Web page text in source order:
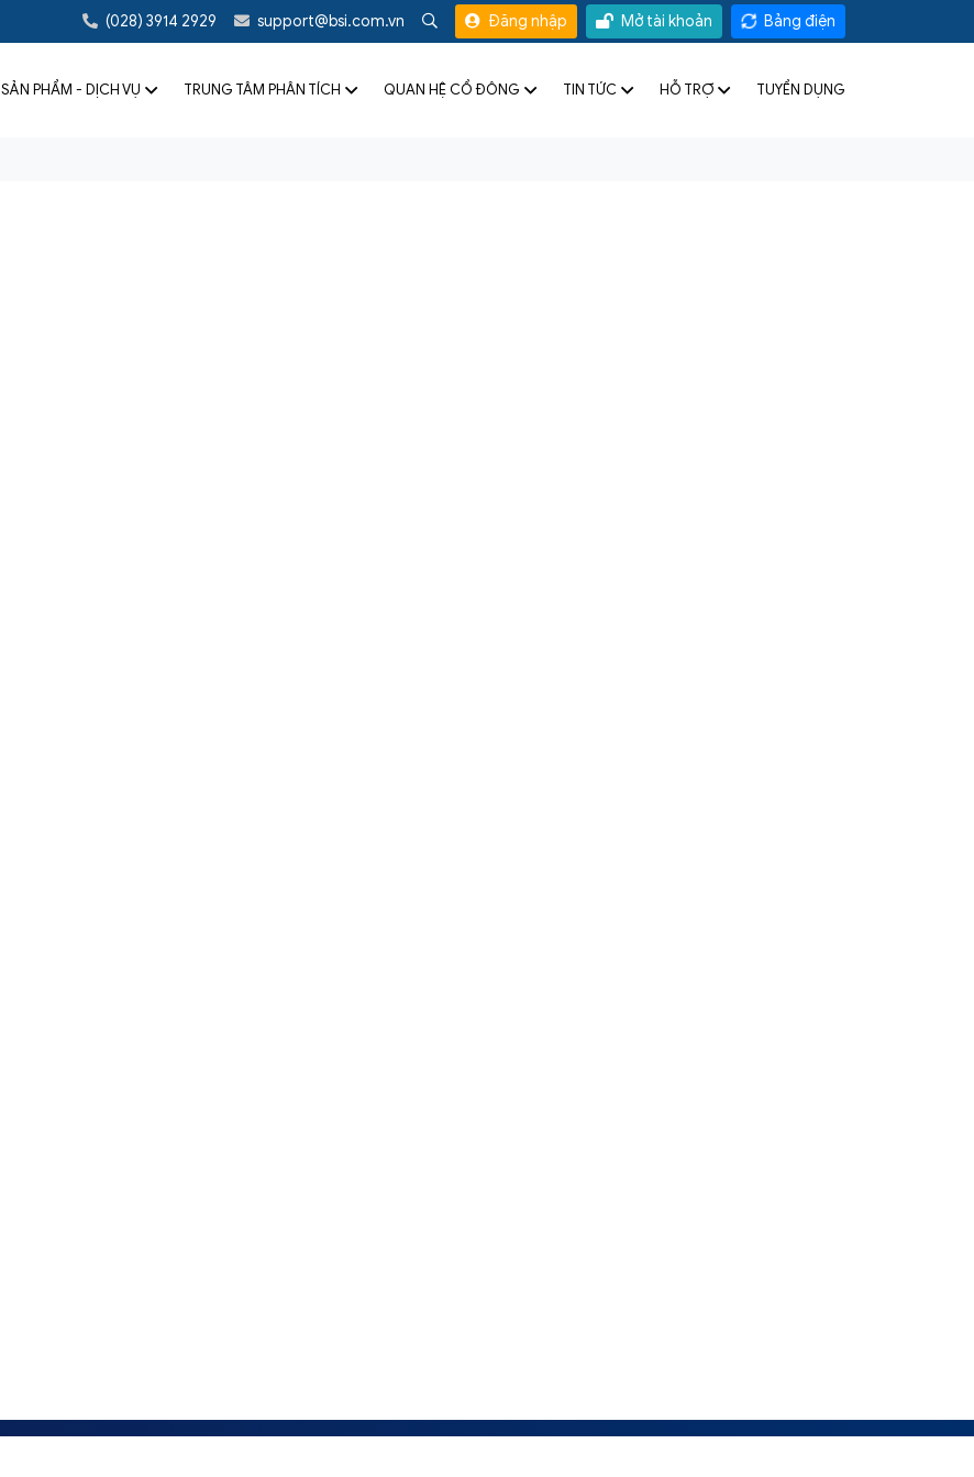
(028) 3914 2929 support@bsi.com.vn Đăng nhập Mở tài khoản Bảng điện
SẢN PHẨM - DỊCH VỤ TRUNG TÂM PHÂN TÍCH QUAN HỆ CỔ ĐÔNG TIN TỨC HỖ TRỢ TUYỂN DỤNG